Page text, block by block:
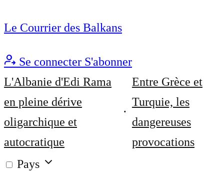
Le Courrier des Balkans
Se connecter S'abonner
L'Albanie d'Edi Rama
en pleine dérive
oligarchique et
autocratique
Entre Grèce et
Turquie, les
dangereuses
provocations
Pays